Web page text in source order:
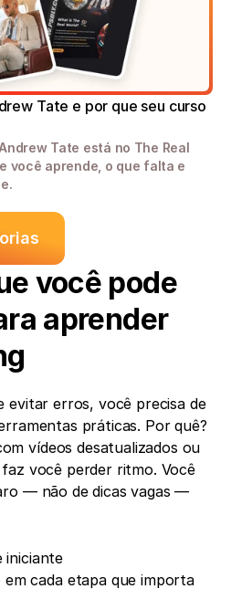
Tate e por que seu curso
Tate está no The Real
você aprende, o que falta e
você pode
aprender
evitar erros, você precisa de
práticas. Por quê?
vídeos desatualizados ou
você perder ritmo. Você
— não de dicas vagas —
iniciante
cada etapa que importa